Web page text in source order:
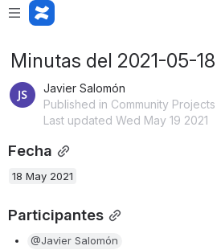
Minutas del 2021-05-18
Javier Salomón
Published in Community Projects
Last updated Wed May 19 2021
Fecha
18 May 2021
Participantes
@Javier Salomón